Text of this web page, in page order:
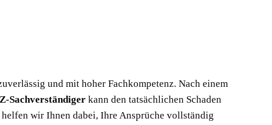
und mit hoher Fachkompetenz. Nach einem
Sachverständiger kann den tatsächlichen Schaden
helfen wir Ihnen dabei, Ihre Ansprüche vollständig